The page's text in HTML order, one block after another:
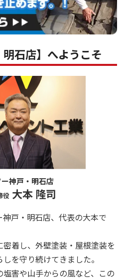
明石店】へようこそ
神戸・明石店
役大本 隆司
戸・明石店、代表の大本で
着し、外壁塗装・屋根塗装を
を守り続けてきました。
害や山手からの風など、この